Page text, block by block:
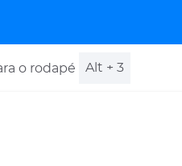
o rodapé Alt + 3